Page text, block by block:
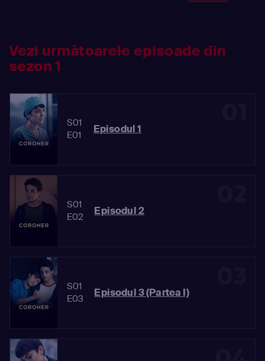
Vezi următoarele episoade din
sezon 1
S01
E01
Episodul 1
S01
E02
Episodul 2
S01
E03
Episodul 3 (Partea I)